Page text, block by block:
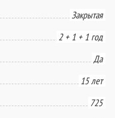
Закрытая
2 + 1 + 1 год
Да
15 лет
725